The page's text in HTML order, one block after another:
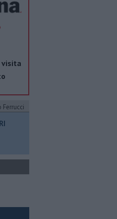
Ferrucci